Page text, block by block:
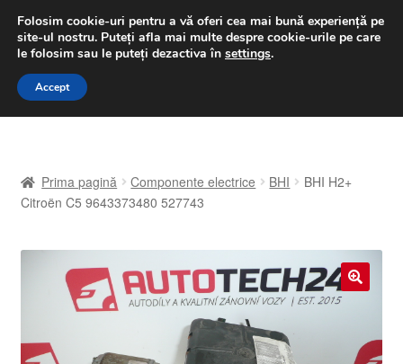
LIVRARE de la 33 lei
luni-vineri 9 a.m. - 4 p.m.031 229 6816
Sari
Sari
A lua legatura
Despre noi
Prima pagină Componente electrice BHI
BHI H2+
Citroën C5 9643373480 527743
Folosim cookie-uri pentru a vă oferi cea mai bună experiență pe
site-ul nostru. Puteți afla mai multe despre cookie-urile pe care
le folosim sau le puteți dezactiva în settings.
Accept